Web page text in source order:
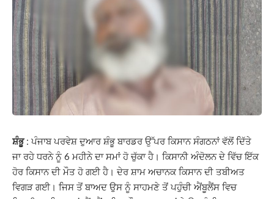
ਸ਼ੰਭੂ : ਪੰਜਾਬ ਪਰਵੇਸ਼ ਦੁਆਰ ਸ਼ੰਭੂ ਬਾਰਡਰ ਉੱਪਰ ਕਿਸਾਨ ਸੰਗਠਨਾਂ ਵੱਲੋਂ ਦਿੱਤੇ
ਜਾ ਰਹੇ ਧਰਨੇ ਨੂੰ 6 ਮਹੀਨੇ ਦਾ ਸਮਾਂ ਹੋ ਚੁੱਕਾ ਹੈ। ਕਿਸਾਨੀ ਅੰਦੋਲਨ ਦੇ ਵਿੱਚ ਇੱਕ
ਹੋਰ ਕਿਸਾਨ ਦੀ ਮੌਤ ਹੋ ਗਈ ਹੈ। ਦੇਰ ਸ਼ਾਮ ਅਚਾਨਕ ਕਿਸਾਨ ਦੀ ਤਬੀਅਤ
ਵਿਗੜ ਗਈ। ਜਿਸ ਤੋਂ ਬਾਅਦ ਉਸ ਨੂੰ ਸਾਹਮਣੇ ਤੋਂ ਪਹੁੰਚੀ ਐਂਬੂਲੈਂਸ ਵਿਚ